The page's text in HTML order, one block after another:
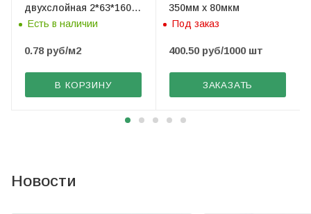
двухслойная 2*63*160
(рез. по 40 см)
Есть в наличии
0.78 руб/м2
В КОРЗИНУ
350мм х 80мкм
Под заказ
400.50 руб/1000 шт
ЗАКАЗАТЬ
Новости